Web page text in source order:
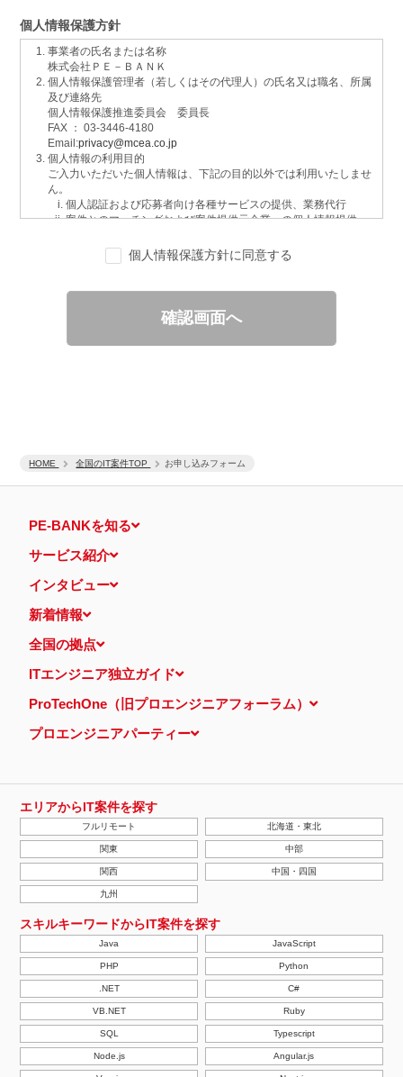
HOME 全国のIT案件TOP お申し込みフォーム
個人情報保護方針
事業者の氏名または名称
株式会社ＰＥ－ＢＡＮＫ
個人情報保護管理者（若しくはその代理人）の氏名又は職名、所属
及び連絡先
個人情報保護推進委員会 委員長
FAX ： 03-3446-4180
Email:privacy@mcea.co.jp
個人情報の利用目的
ご入力いただいた個人情報は、下記の目的以外では利用いたしませ
ん。
個人認証および応募者向け各種サービスの提供、業務代行
案件とのマッチングおよび案件提供元企業への個人情報提供
サービスに関するご意見、お問い合わせへの回答
ご要望の分析、各種統計データの算出と分析
当社運営のウェブサイト訪問前にクリックされている広告の情
報（クリック日や広告掲載サイトなど）を取得のうえ、情報と
照合して広告効果を測定
個人情報の第三者提供について
的の通知・開示・内容の訂正・追加または削除・利用の停止・消去
認定個人情報保護団体の名称および、苦情の解決の申出先
一般社団法人日本個人情報管理協会（JAPiCO）
相談・苦情受付窓口
ル泉岳寺前
本人が容易に認識できない方法による個人情報の取得
当ウェブサイトでは、広告配信事業者が提供するプログラムを利用
し、特定のサイトにおいて行動ターゲティング広告（サイト閲覧情
報などをもとにユーザーの興味・関心にあわせて広告を配信する広
告手法）を行っております。 その際、ユーザーのサイト訪問履歴
情報を採取するためCookieを使用しています（ただし、個人を特
定・識別できるような情報は一切含まれておりません）。
正、その他個人情報の安全管理のために必要かつ適切な措置を講じ
ます。
当社の個人情報の取扱いに関する苦情、相談等の問合せ先
株式会社ＰＥ－ＢＡＮＫ 個人情報相談窓口
FAX：03-3446-4180
Email：privacy@mcea.co.jp
【2019年10月7日 改訂】
個人情報保護方針に同意する
確認画面へ
PE-BANKを知る
サービス紹介
インタビュー
新着情報
全国の拠点
ITエンジニア独立ガイド
ProTechOne（旧プロエンジニアフォーラム）
プロエンジニアパーティー
エリアからIT案件を探す
フルリモート 北海道・東北
関東 中部
関西 中国・四国
九州
スキルキーワードからIT案件を探す
Java JavaScript
PHP Python
.NET C#
VB.NET Ruby
SQL Typescript
Node.js Angular.js